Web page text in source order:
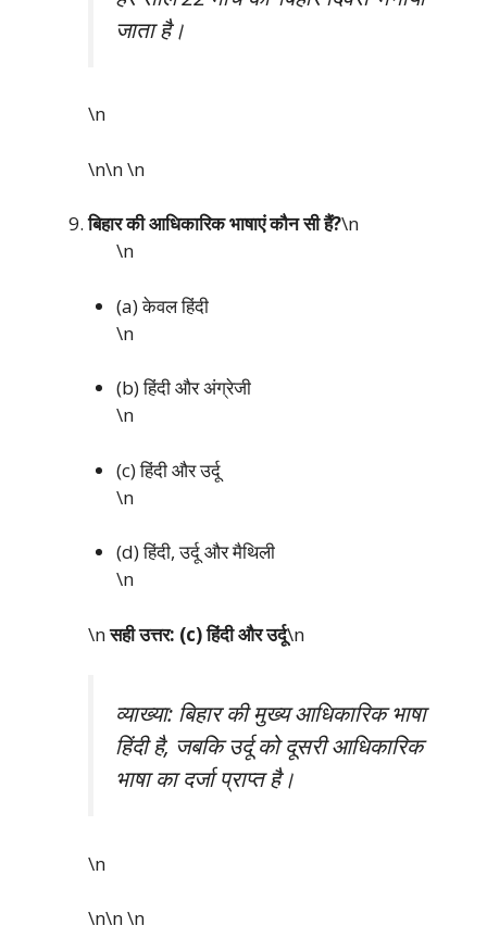
जाता है।
\n
\n\n\n
बिहार की आधिकारिक भाषाएं कौन सी हैं?\n
\n
(a) केवल हिंदी
\n
(b) हिंदी और अंग्रेजी
\n
(c) हिंदी और उर्दू
\n
(d) हिंदी, उर्दू और मैथिली
\n
\nसही उत्तर: (c) हिंदी और उर्दू\n
व्याख्या: बिहार की मुख्य आधिकारिक भाषा
हिंदी है, जबकि उर्दू को दूसरी आधिकारिक
भाषा का दर्जा प्राप्त है।
\n
\n\n\n